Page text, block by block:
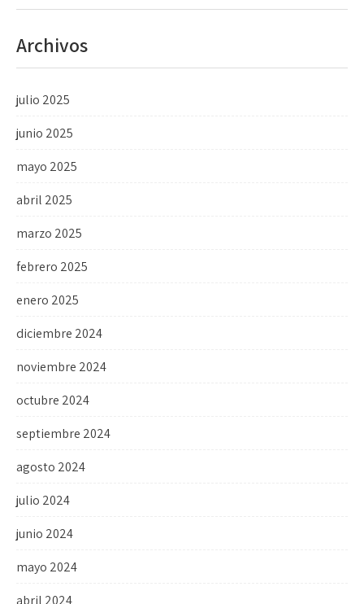
Archivos
julio 2025
junio 2025
mayo 2025
abril 2025
marzo 2025
febrero 2025
enero 2025
diciembre 2024
noviembre 2024
octubre 2024
septiembre 2024
agosto 2024
julio 2024
junio 2024
mayo 2024
abril 2024